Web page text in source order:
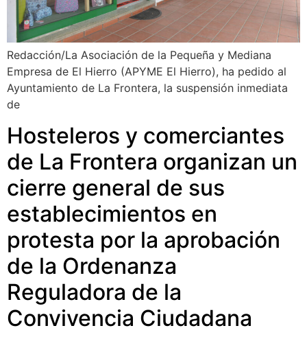
Redacción/La Asociación de la Pequeña y Mediana
Empresa de El Hierro (APYME El Hierro), ha pedido al
Ayuntamiento de La Frontera, la suspensión inmediata
de
Hosteleros y comerciantes
de La Frontera organizan un
cierre general de sus
establecimientos en
protesta por la aprobación
de la Ordenanza
Reguladora de la
Convivencia Ciudadana